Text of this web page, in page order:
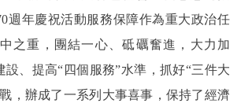
週年慶祝活動服務保障作為重大政治任
之重，團結一心、砥礪奮進，大力加
設、提高“四個服務”水準，抓好“三件大
，辦成了一系列大事喜事，保持了經濟